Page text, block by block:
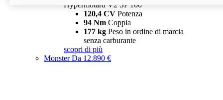
Hypermotard V2 SP 100
120,4 CV Potenza
94 Nm Coppia
177 kg Peso in ordine di marcia
senza carburante
scopri di più
MonsterDa 12.890 €